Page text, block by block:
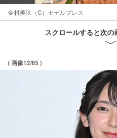
金村美玖（C）モデルプレス
スクロールすると次
( 画像12/65 )